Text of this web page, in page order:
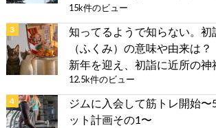
15k件のビュー
知ってるようで知らない。初
（ふくみ）の意味や由来は？
新年を迎え、初詣に近所の神
12.5k件のビュー
ジムに入会して筋トレ開始〜
ット計画その1〜